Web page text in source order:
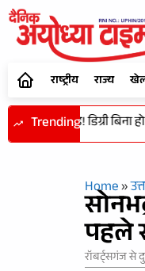
राष्ट्रीय राज्य
Trending
खिलवाड़! डिग्री बिना हो रहे
Home»
पहले
रॉबर्ट्सगंज से